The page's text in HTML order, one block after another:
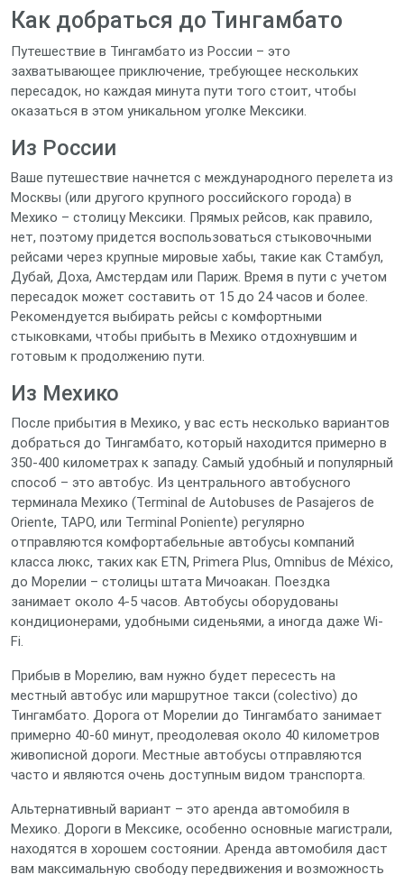
Как добраться до Тингамбато
Путешествие в Тингамбато из России – это
захватывающее приключение, требующее нескольких
пересадок, но каждая минута пути того стоит, чтобы
оказаться в этом уникальном уголке Мексики.
Из России
Ваше путешествие начнется с международного перелета из
Москвы (или другого крупного российского города) в
Мехико – столицу Мексики. Прямых рейсов, как правило,
нет, поэтому придется воспользоваться стыковочными
рейсами через крупные мировые хабы, такие как Стамбул,
Дубай, Доха, Амстердам или Париж. Время в пути с учетом
пересадок может составить от 15 до 24 часов и более.
Рекомендуется выбирать рейсы с комфортными
стыковками, чтобы прибыть в Мехико отдохнувшим и
готовым к продолжению пути.
Из Мехико
После прибытия в Мехико, у вас есть несколько вариантов
добраться до Тингамбато, который находится примерно в
350-400 километрах к западу. Самый удобный и популярный
способ – это автобус. Из центрального автобусного
терминала Мехико (Terminal de Autobuses de Pasajeros de
Oriente, TAPO, или Terminal Poniente) регулярно
отправляются комфортабельные автобусы компаний
класса люкс, таких как ETN, Primera Plus, Omnibus de México,
до Морелии – столицы штата Мичоакан. Поездка
занимает около 4-5 часов. Автобусы оборудованы
кондиционерами, удобными сиденьями, а иногда даже Wi-
Fi.
Прибыв в Морелию, вам нужно будет пересесть на
местный автобус или маршрутное такси (colectivo) до
Тингамбато. Дорога от Морелии до Тингамбато занимает
примерно 40-60 минут, преодолевая около 40 километров
живописной дороги. Местные автобусы отправляются
часто и являются очень доступным видом транспорта.
Альтернативный вариант – это аренда автомобиля в
Мехико. Дороги в Мексике, особенно основные магистрали,
находятся в хорошем состоянии. Аренда автомобиля даст
вам максимальную свободу передвижения и возможность